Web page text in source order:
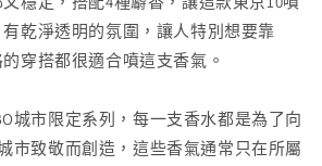
乾淨透明的氛圍，讓人特別想要靠
穿搭都很適合噴這支香氣。
城市限定系列，每一支香水都是為了向
市致敬而創造，這些香氣通常只在所屬